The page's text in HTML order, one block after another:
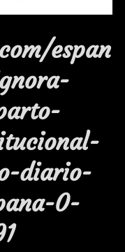
espan
diario-
0-